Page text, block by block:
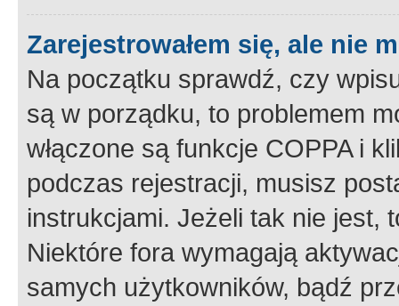
Zarejestrowałem się, ale nie
Na początku sprawdź, czy
są w porządku, to problemem
włączone są funkcje COPPA i
podczas rejestracji, musisz
instrukcjami. Jeżeli tak nie jest,
Niektóre fora wymagają
samych użytkowników, bądź